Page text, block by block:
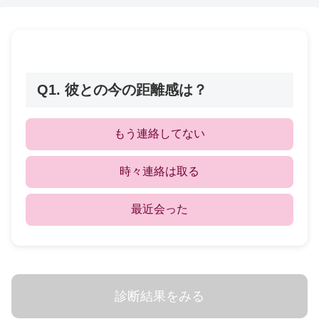
Q1. 彼との今の距離感は？
もう連絡してない
時々連絡は取る
最近会った
診断結果をみる